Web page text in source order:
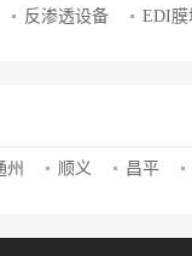
反渗透设备 EDI膜
州 顺义 昌平